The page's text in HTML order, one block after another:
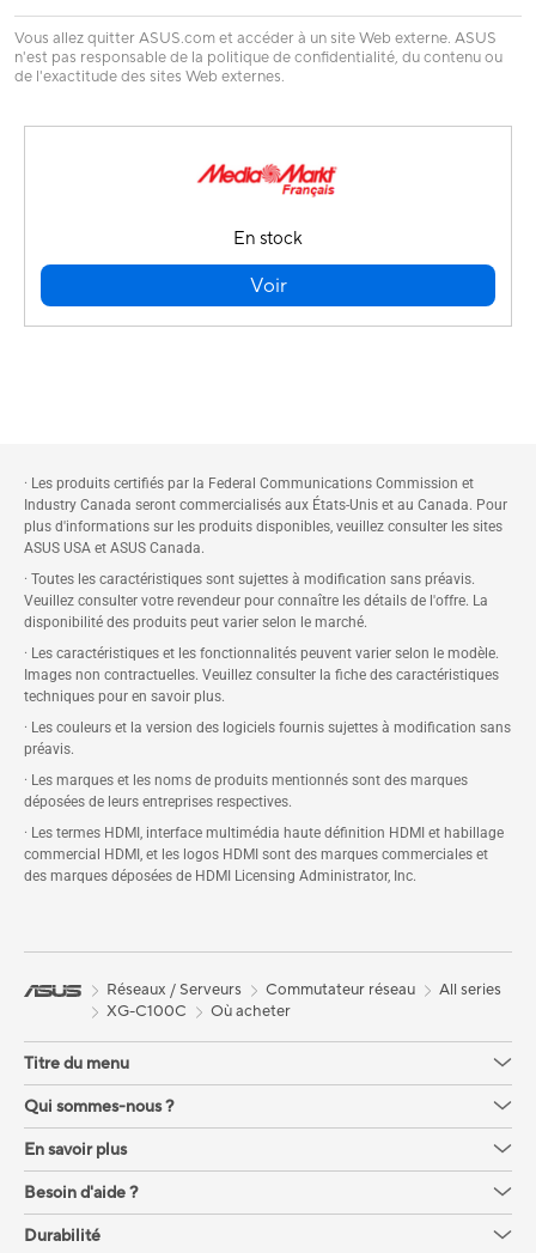
Vous allez quitter ASUS.com et accéder à un site Web externe. ASUS
n'est pas responsable de la politique de confidentialité, du contenu ou
de l'exactitude des sites Web externes.
En stock
Voir
· Les produits certifiés par la Federal Communications Commission et
Industry Canada seront commercialisés aux États-Unis et au Canada. Pour
plus d'informations sur les produits disponibles, veuillez consulter les sites
ASUS USA et ASUS Canada.
· Toutes les caractéristiques sont sujettes à modification sans préavis.
Veuillez consulter votre revendeur pour connaître les détails de l'offre. La
disponibilité des produits peut varier selon le marché.
· Les caractéristiques et les fonctionnalités peuvent varier selon le modèle.
Images non contractuelles. Veuillez consulter la fiche des caractéristiques
techniques pour en savoir plus.
· Les couleurs et la version des logiciels fournis sujettes à modification sans
préavis.
· Les marques et les noms de produits mentionnés sont des marques
déposées de leurs entreprises respectives.
· Les termes HDMI, interface multimédia haute définition HDMI et habillage
commercial HDMI, et les logos HDMI sont des marques commerciales et
des marques déposées de HDMI Licensing Administrator, Inc.
Réseaux / Serveurs Commutateur réseau
All series
XG-C100C
Où acheter
Titre du menu
Qui sommes-nous ?
En savoir plus
Besoin d'aide ?
Durabilité